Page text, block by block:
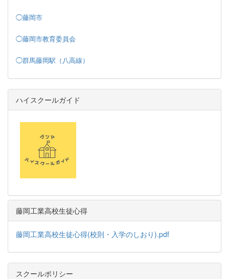
◯藤岡市
◯藤岡市教育委員会
◯群馬藤岡駅（八高線）
ハイスクールガイド
藤岡工業高校生徒心得
藤岡工業高校生徒心得(校則・入学のしおり).pdf
スクールポリシー